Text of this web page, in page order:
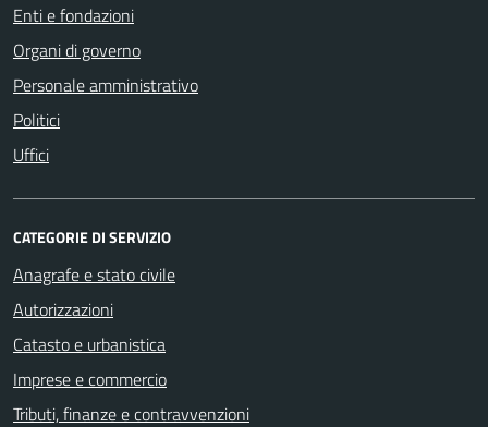
Enti e fondazioni
Organi di governo
Personale amministrativo
Politici
Uffici
CATEGORIE DI SERVIZIO
Anagrafe e stato civile
Autorizzazioni
Catasto e urbanistica
Imprese e commercio
Tributi, finanze e contravvenzioni